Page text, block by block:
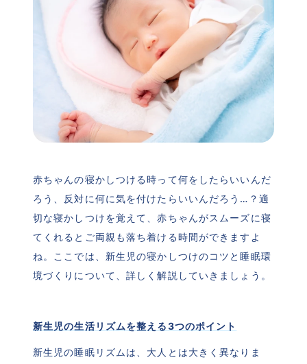
赤ちゃんの寝かしつける時って何をしたらいいんだ
ろう、反対に何に気を付けたらいいんだろう…？適
切な寝かしつけを覚えて、赤ちゃんがスムーズに寝
てくれるとご両親も落ち着ける時間ができますよ
ね。ここでは、新生児の寝かしつけのコツと睡眠環
境づくりについて、詳しく解説していきましょう。
新生児の生活リズムを整える3つのポイント
新生児の睡眠リズムは、大人とは大きく異なりま